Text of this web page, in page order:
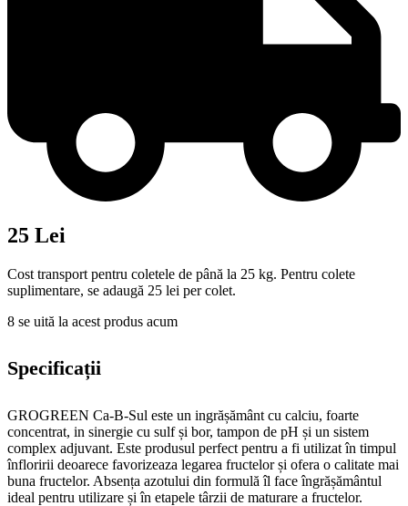
25 Lei
Cost transport pentru coletele de până la 25 kg. Pentru colete
suplimentare, se adaugă 25 lei per colet.
8 se uită la acest produs acum
Specificații
GROGREEN Ca-B-Sul este un ingrășământ cu calciu, foarte
concentrat, in sinergie cu sulf și bor, tampon de pH și un sistem
complex adjuvant. Este produsul perfect pentru a fi utilizat în timpul
înfloririi deoarece favorizeaza legarea fructelor și ofera o calitate mai
buna fructelor. Absența azotului din formulă îl face îngrășământul
ideal pentru utilizare și în etapele târzii de maturare a fructelor.